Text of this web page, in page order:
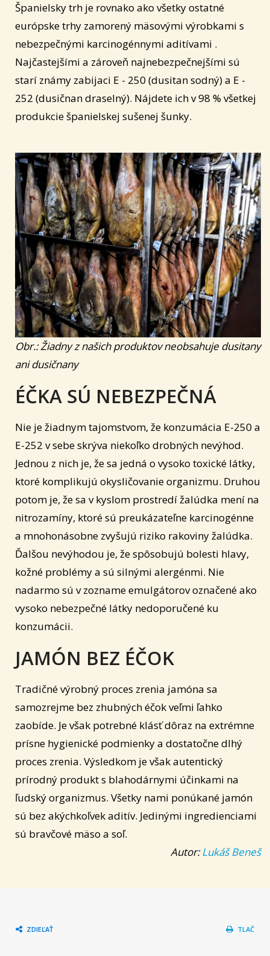
Španielsky trh je rovnako ako všetky ostatné
európske trhy zamorený mäsovými výrobkami s
nebezpečnými karcinogénnymi aditívami .
Najčastejšími a zároveň najnebezpečnejšími sú
starí známy zabijaci E - 250 (dusitan sodný) a E -
252 (dusičnan draselný). Nájdete ich v 98 % všetkej
produkcie španielskej sušenej šunky.
Obr.: Žiadny z našich produktov neobsahuje dusitany
ani dusičnany
ÉČKA SÚ NEBEZPEČNÁ
Nie je žiadnym tajomstvom, že konzumácia E-250 a
E-252 v sebe skrýva niekoľko drobných nevýhod.
Jednou z nich je, že sa jedná o vysoko toxické látky,
ktoré komplikujú okysličovanie organizmu. Druhou
potom je, že sa v kyslom prostredí žalúdka mení na
nitrozamíny, ktoré sú preukázateľne karcinogénne
a mnohonásobne zvyšujú riziko rakoviny žalúdka.
Ďalšou nevýhodou je, že spôsobujú bolesti hlavy,
kožné problémy a sú silnými alergénmi. Nie
nadarmo sú v zozname emulgátorov označené ako
vysoko nebezpečné látky nedoporučené ku
konzumácii.
JAMÓN BEZ ÉČOK
Tradičné výrobný proces zrenia jamóna sa
samozrejme bez zhubných éčok veľmi ľahko
zaobíde. Je však potrebné klásť dôraz na extrémne
prísne hygienické podmienky a dostatočne dlhý
proces zrenia. Výsledkom je však autentický
prírodný produkt s blahodárnymi účinkami na
ľudský organizmus. Všetky nami ponúkané jamón
sú bez akýchkoľvek aditív. Jedinými ingredienciami
sú bravčové mäso a soľ.
Autor:Lukáš Beneš
ZDIEĽAŤ TLAČ